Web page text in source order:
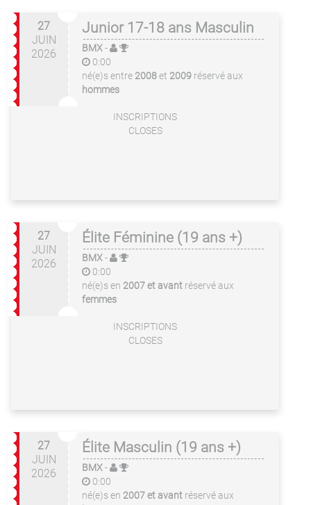
27
JUIN
2026
Junior 17-18 ans Masculin
BMX-
0:00
né(e)s entre 2008et 2009 réservé aux
hommes
INSCRIPTIONS
CLOSES
27
JUIN
2026
Élite Féminine (19 ans +)
BMX-
0:00
né(e)s en 2007 et avant réservé aux
femmes
INSCRIPTIONS
CLOSES
27
JUIN
2026
Élite Masculin (19 ans +)
BMX-
0:00
né(e)s en 2007 et avant réservé aux